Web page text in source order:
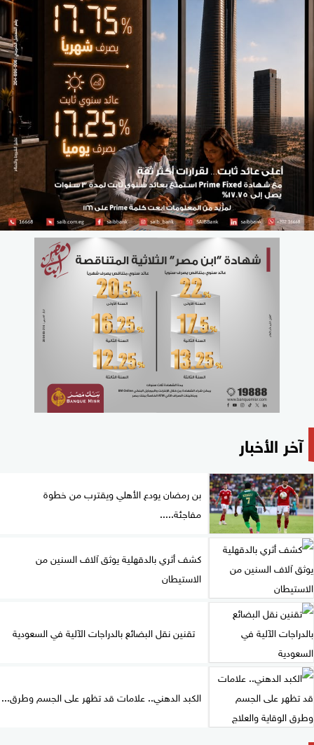
آخر الأخبار
بن رمضان يودع الأهلي ويقترب من خطوة
مفاجئة.....
كشف أثري بالدقهلية يوثق آلاف السنين من
الاستيطان
تقنين نقل البضائع بالدراجات الآلية في السعودية
الكبد الدهني.. علامات قد تظهر على الجسم وطرق...